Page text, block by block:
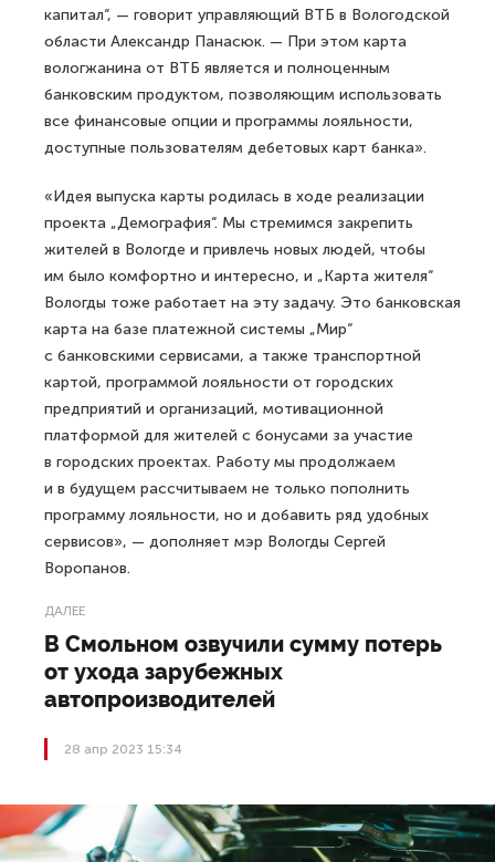
капитал“, — говорит управляющий ВТБ в Вологодской
области Александр Панасюк. — При этом карта
вологжанина от ВТБ является и полноценным
банковским продуктом, позволяющим использовать
все финансовые опции и программы лояльности,
доступные пользователям дебетовых карт банка».
«Идея выпуска карты родилась в ходе реализации
проекта „Демография“. Мы стремимся закрепить
жителей в Вологде и привлечь новых людей, чтобы
им было комфортно и интересно, и „Карта жителя“
Вологды тоже работает на эту задачу. Это банковская
карта на базе платежной системы „Мир“
с банковскими сервисами, а также транспортной
картой, программой лояльности от городских
предприятий и организаций, мотивационной
платформой для жителей с бонусами за участие
в городских проектах. Работу мы продолжаем
и в будущем рассчитываем не только пополнить
программу лояльности, но и добавить ряд удобных
сервисов», — дополняет мэр Вологды Сергей
Воропанов.
ДАЛЕЕ
В Смольном озвучили сумму потерь
от ухода зарубежных
автопроизводителей
28 апр 2023 15:34